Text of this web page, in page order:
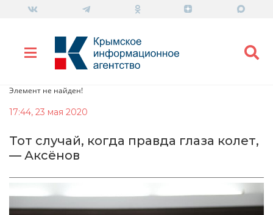
Элемент не найден!
17:44, 23 мая 2020
Тот случай, когда правда глаза колет,
— Аксёнов